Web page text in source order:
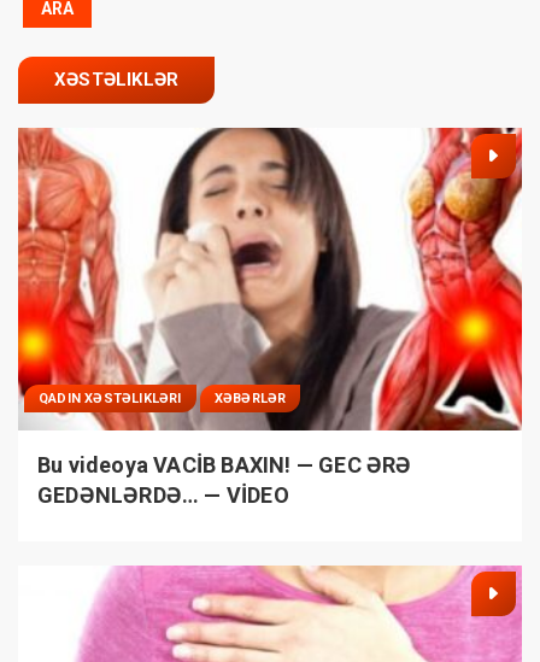
XƏSTƏLIKLƏR
QADIN XƏSTƏLIKLƏRI XƏBƏRLƏR
Bu videoya VACİB BAXIN! — GEC ƏRƏ
GEDƏNLƏRDƏ… — VİDEO